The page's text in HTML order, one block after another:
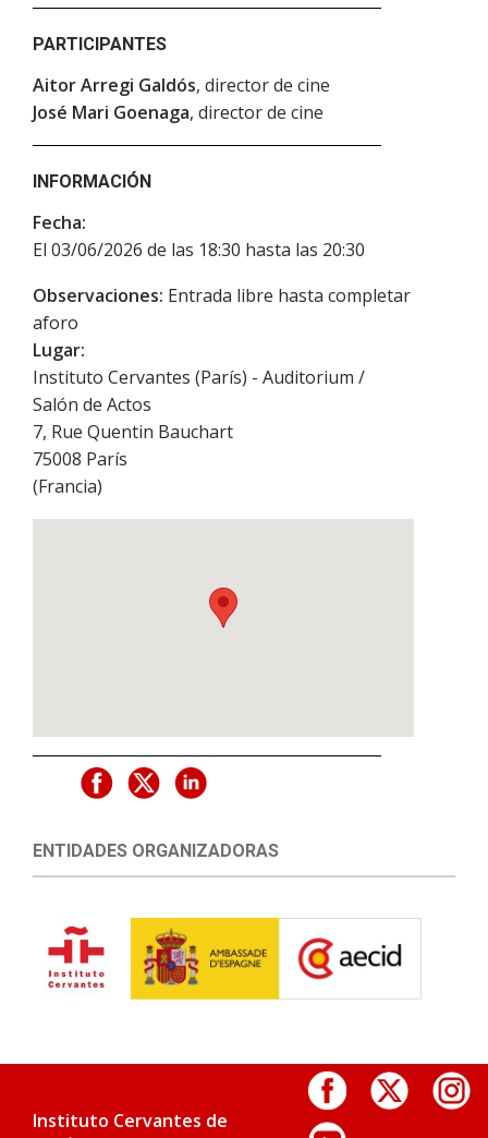
PARTICIPANTES
Aitor Arregi Galdós, director de cine
José Mari Goenaga, director de cine
INFORMACIÓN
Fecha:
El 03/06/2026 de las 18:30 hasta las 20:30
Observaciones: Entrada libre hasta completar
aforo
Lugar:
Instituto Cervantes (París) - Auditorium /
Salón de Actos
7, Rue Quentin Bauchart
75008 París
(Francia)
ENTIDADES ORGANIZADORAS
Instituto Cervantes de